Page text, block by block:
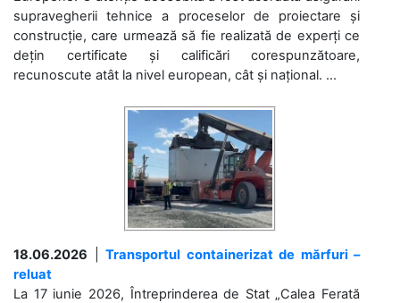
supravegherii tehnice a proceselor de proiectare și
construcție, care urmează să fie realizată de experți ce
dețin certificate și calificări corespunzătoare,
recunoscute atât la nivel european, cât și național. ...
18.06.2026
Transportul containerizat de mărfuri –
reluat
La 17 iunie 2026, Întreprinderea de Stat „Calea Ferată